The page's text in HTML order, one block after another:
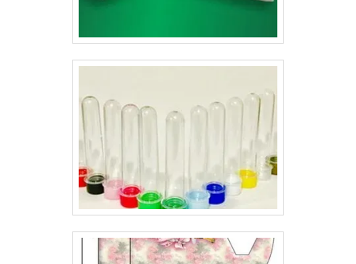
Os envelopes personalizados feitos pela Gráfica Lyon
máquinas de última geração. .